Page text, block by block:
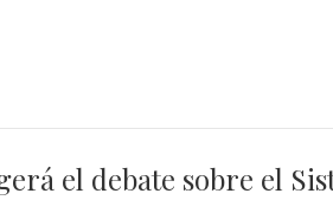
el debate sobre el